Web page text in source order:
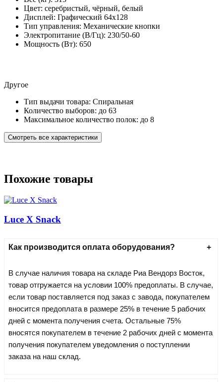
Цвет: серебристый, чёрный, белый
Дисплей: Графический 64х128
Тип управления: Механические кнопки
Электропитание (В/Гц): 230/50-60
Мощность (Вт): 650
Другое
Тип выдачи товара: Спиральная
Количество выборов: до 63
Максимальное количество полок: до 8
Смотреть все характеристики
Похожие товары
Luce X Snack
Как производится оплата оборудования?
В случае наличия товара на складе Риа Вендорз Восток,
товар отгружается на условии 100% предоплаты. В случае,
если товар поставляется под заказ c завода, покупателем
вносится предоплата в размере 25% в течение 5 рабочих
дней с момента получения счета. Остальные 75%
вносятся покупателем в течение 2 рабочих дней с момента
получения покупателем уведомления о поступлении
заказа на наш склад.